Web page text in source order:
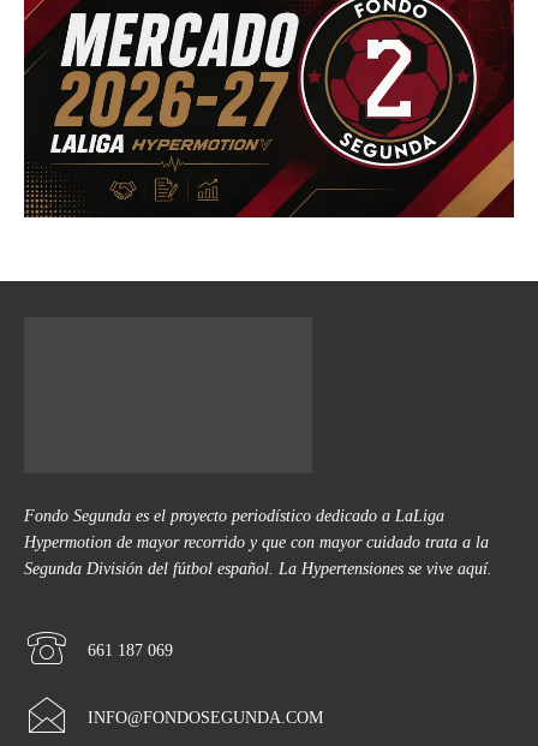
Fondo Segunda es el proyecto periodístico dedicado a LaLiga
Hypermotion de mayor recorrido y que con mayor cuidado trata a la
Segunda División del fútbol español. La Hypertensiones se vive aquí.
661 187 069
INFO@FONDOSEGUNDA.COM